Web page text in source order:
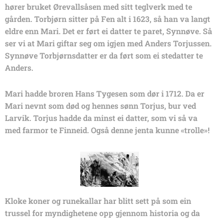
hører bruket Ørevallsåsen med sitt teglverk med te
gården. Torbjørn sitter på Fen alt i 1623, så han va langt
eldre enn Mari. Det er ført ei datter te paret, Synnøve. Så
ser vi at Mari giftar seg om igjen med Anders Torjussen.
Synnøve Torbjørnsdatter er da ført som ei stedatter te
Anders.
Mari hadde broren Hans Tygesen som dør i 1712. Da er
Mari nevnt som død og hennes sønn Torjus, bur ved
Larvik. Torjus hadde da minst ei datter, som vi så va
med farmor te Finneid. Også denne jenta kunne «trolle»!
Kloke koner og runekallar har blitt sett på som ein
trussel for myndighetene opp gjennom historia og da